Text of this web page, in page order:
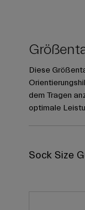
Diese
dem Tragen
optimale
Sock Size